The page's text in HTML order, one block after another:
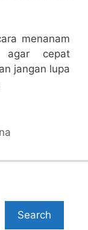
menanam
agar cepat
jangan lupa
Search